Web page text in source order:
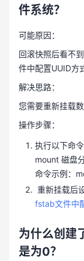
件系统？
可能原因：
回滚快照后看不
件中配置UUID方
解决思路：
您需要重新挂载
操作步骤：
执行以下命
mount 磁盘
命令示例：
重新挂载后
fstab文件中
为什么创建
是为0？